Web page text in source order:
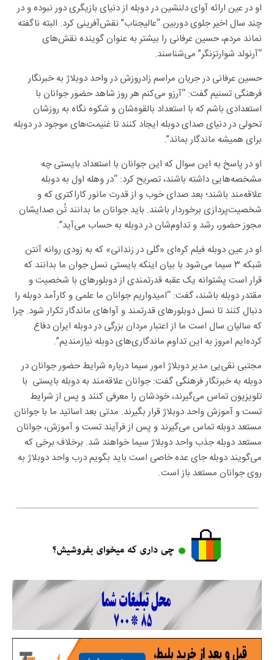
او در عین ارائه آوای دلنشین در دوبله از دنیای بازیگری دور نبوده و در
چند سال اخیر جلوی دوربین “عالیجناب” نقش‌آفرینی کرد. البته ناگفته
نماند مردم، حسین عرفانی را بیشتر به عنوان گوینده نقش‌های
“آرنولد شوارتزنگر” می‌شناسند.
حسین عرفانی در جریان مراسم زادروزش در واحد دوبلاژ به خبرنگار
فرهنگی تسنیم گفت: “آرزو می‌کنم هر روز شاهد حضور جوانان با
استعدادی باشم که با استعداد بالقوه‌شان و شکوه نگاه به روزشان
تحولی در دنیای صدای دوبله ایجاد کنند تا غنیمت‌های موجود در دوبله
برای همیشه ماندگار بماند”.
او در پاسخ به این سوال که این جوانان با استعداد بایستی چه
مشخصه‌هایی داشته باشند، تصریح کرد: “در وهله اول به دوبله
علاقه‌مند باشند؛ بعد صدای خوب و از قدرت مانور کاراکتری که و
شخصیت‌پردازی برخوردار باشند. باید جوانان ما بدانند تُن صدایشان
مجوز حضور، رشد و تداوم‌شان در دوبله به حساب می‌آید”.
او در عین دوبله فیلم کره‌ای «گلی در زندانی» که به زودی روانه آنتن
شبکه ۳ سیما می‌شود با بیان اینکه بایستی نسل جوان ما بدانند که
قرار است پشتوانه یک عقبه قدرتمندی از دوبلورهای با شخصیت و
مقتدر دوبله باشند، گفت: “امیدواریم جوانان ما علمی و کارآمد دوبله را
دنبال کنند تا نسل دوبلورهای قدرتمند و آواهای ماندگار تکرار شود. چرا
که سالیان سال است ما از اعتبار مردان بزرگی در دوبله ایران دفاع
کرده‌ایم امروز به این تداوم ماندگاری‌های دوبله نیازمندیم”.
مجتبی نقی‌یی مدیر دوبلاژ امور سیما درباره شرایط حضور جوانان در
دوبله به خبرنگار فرهنگی گفت: جوانان علاقه‌مند به دوبله بایستی با
تلویزیون تماس می‌گیرند، خودشان را معرفی کنند و پس از شرایط
تست و آموزش واحد دوبلاژ قرار بگیرند. مدتی بعد اساتید ما با جوانان
مستعد دوبله تماس می‌گیرند و پس از فرآیند تست و آموزش، جوانان
مستعد دوبله جذب واحد دوبلاژ سیما خواهند شد. برخلاف برخی که
می‌گویند دوبله جای عده خاصی است باید بگویم درب واحد دوبلاژ به
روی جوانان مستعد باز است.